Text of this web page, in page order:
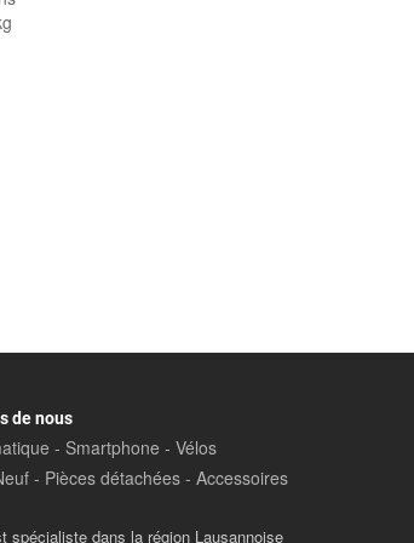
de nous
- Smartphone - Vélos
- Pièces détachées - Accessoires
spécialiste dans la région Lausannoise